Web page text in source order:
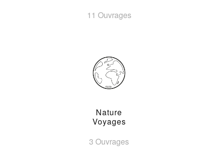
11 Ouvrages
Nature
Voyages
3 Ouvrages